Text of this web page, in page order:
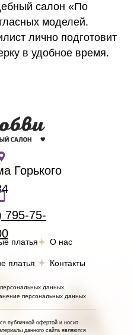
салон «По
моделей.
лично подготовит
в удобное время.
Горького
публичной офертой и носит
данного сайта являются
данных
персональных данных
795-75-
Контакты
О нас
платья
платья